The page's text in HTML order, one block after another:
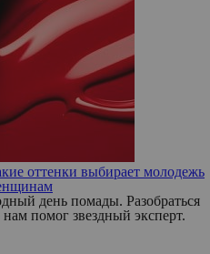
оттенки выбирает молодежь
день помады. Разобраться
помог звездный эксперт.